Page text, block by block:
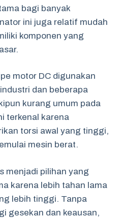
bagi banyak
ini juga relatif mudah
komponen yang
motor DC digunakan
dan beberapa
kurang umum pada
terkenal karena
torsi awal yang tinggi,
mesin berat.
menjadi pilihan yang
karena lebih tahan lama
lebih tinggi. Tanpa
gesekan dan keausan,